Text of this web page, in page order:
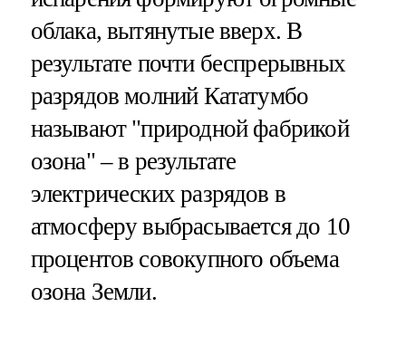
облака, вытянутые вверх. В
результате почти беспрерывных
разрядов молний Кататумбо
называют "природной фабрикой
озона" – в результате
электрических разрядов в
атмосферу выбрасывается до 10
процентов совокупного объема
озона Земли.